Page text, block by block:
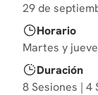
29 de
Horario
Martes y
Duración
8 Sesiones | 4